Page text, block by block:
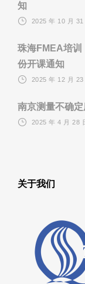
知
2025 年 10 月 31
珠海FMEA培训
份开课通知
2025 年 12 月 23
南京测量不确
2025 年 4 月 28
关于我们